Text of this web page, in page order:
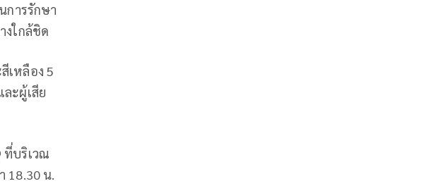
การรักษา
งใกล้ชิด
เหลือง 5
ะผู้เสีย
ที่บริเวณ
18.30 น.